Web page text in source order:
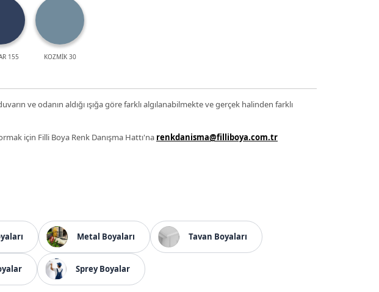
155 KOZMİK 30
ve odanın aldığı ışığa göre farklı algılanabilmekte ve gerçek halinden farklı
için Filli Boya Renk Danışma Hattı'na renkdanisma@filliboya.com.tr
Metal Boyaları Tavan Boyaları
Sprey Boyalar